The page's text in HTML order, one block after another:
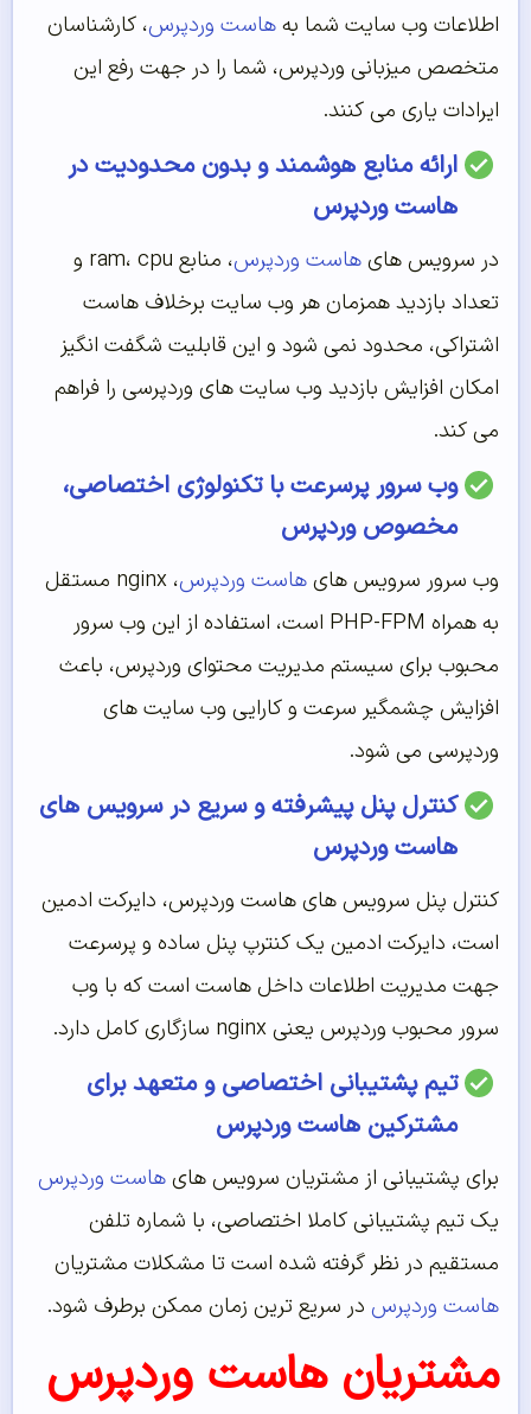
اطلاعات وب سایت شما بههاست وردپرس، کارشناسان
متخصص میزبانی وردپرس، شما را در جهت رفع این
ایرادات یاری می کنند.
ارائه منابع هوشمند و بدون محدودیت در
هاست وردپرس
در سرویس هایهاست وردپرس
، منابع ram، cpu و
تعداد بازدید همزمان هر وب سایت برخلاف هاست
اشتراکی، محدود نمی شود و این قابلیت شگفت انگیز
امکان افزایش بازدید وب سایت های وردپرسی را فراهم
می کند.
وب سرور پرسرعت با تکنولوژی اختصاصی،
مخصوص وردپرس
وب سرور سرویس هایهاست وردپرس
، nginx مستقل
به همراه PHP-FPM است، استفاده از این وب سرور
محبوب برای سیستم مدیریت محتوای وردپرس، باعث
افزایش چشمگیر سرعت و کارایی وب سایت های
وردپرسی می شود.
کنترل پنل پیشرفته و سریع در سرویس های
هاست وردپرس
کنترل پنل سرویس های هاست وردپرس، دایرکت ادمین
است، دایرکت ادمین یک کنترپ پنل ساده و پرسرعت
جهت مدیریت اطلاعات داخل هاست است که با وب
سرور محبوب وردپرس یعنی nginx سازگاری کامل دارد.
تیم پشتیبانی اختصاصی و متعهد برای
مشترکین هاست وردپرس
برای پشتیبانی از مشتریان سرویس هایهاست وردپرس
یک تیم پشتیبانی کاملا اختصاصی، با شماره تلفن
مستقیم در نظر گرفته شده است تا مشکلات مشتریان
هاست وردپرس در سریع ترین زمان ممکن برطرف شود.
مشتریان هاست وردپرس